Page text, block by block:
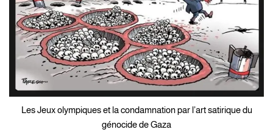
Les Jeux olympiques et la condamnation par l’art satirique du
génocide de Gaza